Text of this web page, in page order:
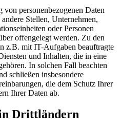
von personenbezogenen Daten
Stellen, Unternehmen,
oder Personen
offengelegt werden. Zu den
z.B. mit IT-Aufgaben beauftragte
und Inhalten, die in eine
In solchen Fall beachten
schließen insbesondere
die dem Schutz Ihrer
Ihrer Daten ab.
Drittländern